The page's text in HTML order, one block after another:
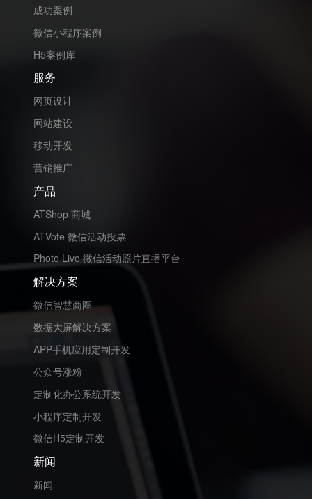
成功案例
微信小程序案例
H5案例库
服务
网页设计
网站建设
移动开发
营销推广
产品
ATShop 商城
ATVote 微信活动投票
Photo Live 微信活动照片直播平台
解决方案
微信智慧商圈
数据大屏解决方案
APP手机应用定制开发
公众号涨粉
定制化办公系统开发
小程序定制开发
微信H5定制开发
新闻
新闻